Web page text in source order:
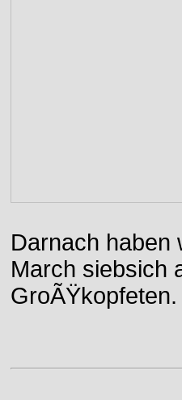
Darnach haben
March siebsich
GroÃŸkopfeten.